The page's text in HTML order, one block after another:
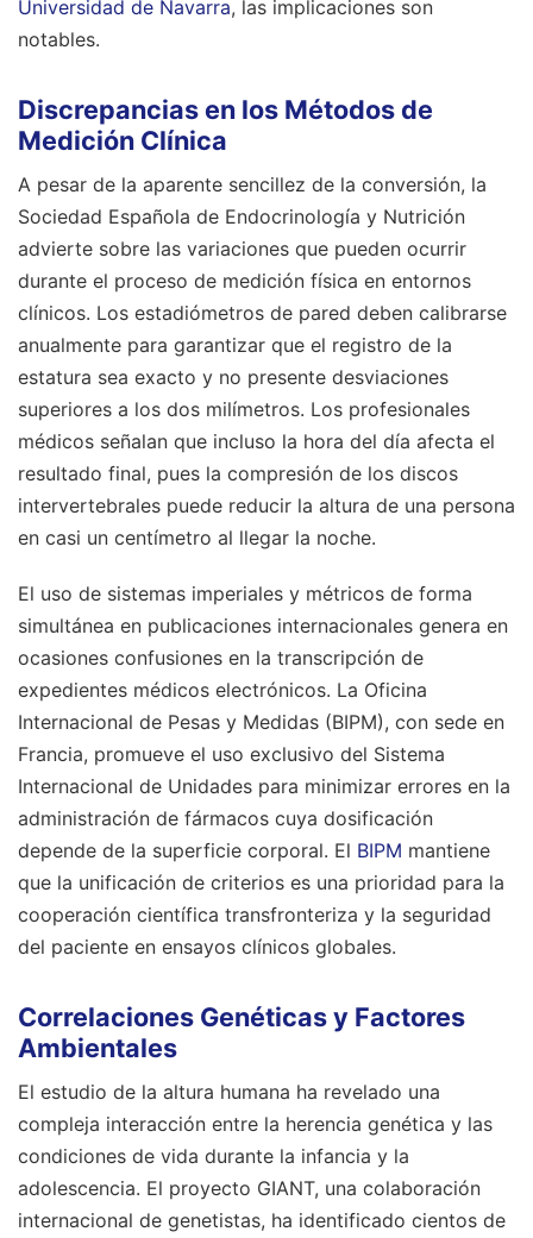
Universidad de Navarra, las implicaciones son
notables.
Discrepancias en los Métodos de
Medición Clínica
A pesar de la aparente sencillez de la conversión, la
Sociedad Española de Endocrinología y Nutrición
advierte sobre las variaciones que pueden ocurrir
durante el proceso de medición física en entornos
clínicos. Los estadiómetros de pared deben calibrarse
anualmente para garantizar que el registro de la
estatura sea exacto y no presente desviaciones
superiores a los dos milímetros. Los profesionales
médicos señalan que incluso la hora del día afecta el
resultado final, pues la compresión de los discos
intervertebrales puede reducir la altura de una persona
en casi un centímetro al llegar la noche.
El uso de sistemas imperiales y métricos de forma
simultánea en publicaciones internacionales genera en
ocasiones confusiones en la transcripción de
expedientes médicos electrónicos. La Oficina
Internacional de Pesas y Medidas (BIPM), con sede en
Francia, promueve el uso exclusivo del Sistema
Internacional de Unidades para minimizar errores en la
administración de fármacos cuya dosificación
depende de la superficie corporal. El BIPM mantiene
que la unificación de criterios es una prioridad para la
cooperación científica transfronteriza y la seguridad
del paciente en ensayos clínicos globales.
Correlaciones Genéticas y Factores
Ambientales
El estudio de la altura humana ha revelado una
compleja interacción entre la herencia genética y las
condiciones de vida durante la infancia y la
adolescencia. El proyecto GIANT, una colaboración
internacional de genetistas, ha identificado cientos de